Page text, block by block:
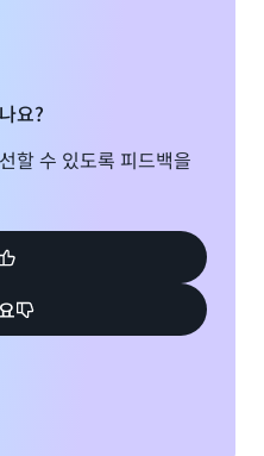
요?
할 수 있도록 피드백을